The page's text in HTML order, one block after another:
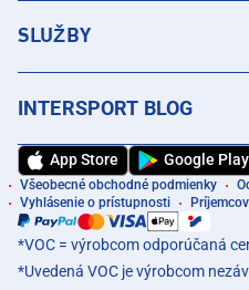
SLUŽBY
INTERSPORT BLOG
App Store Google Play
Všeobecné obchodné podmienky
Vyhlásenie o prístupnosti
*VOC = výrobcom odporúčaná
*Uvedená VOC je výrobcom